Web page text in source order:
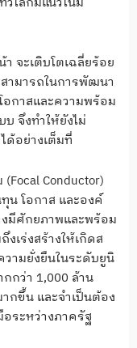
จะเติบโตเฉลี่ยร้อย
ามารถในการพัฒนา
กาสและความพร้อม
จึงทำให้ยังไม่
ด้อย่างเต็มที่
Conductor)
น โอกาส และองค์
งมีศักยภาพและพร้อม
เร่งสร้างให้เกิดส
ามยั่งยืนในระดับยูนิ
กว่า 1,000 ล้าน
กขึ้น และจำเป็นต้อง
ระหว่างภาครัฐ